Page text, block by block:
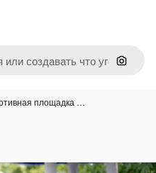
Поиск
площадка …